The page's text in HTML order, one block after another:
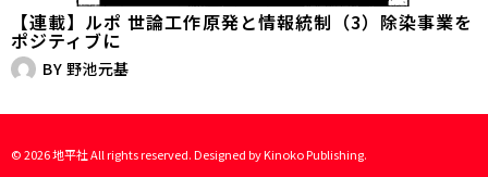
【連載】ルポ 世論工作――原発と情報統制（3）除染事業を
ポジティブに
BY 野池元基
©2026地平社 All rights reserved. Designed byKinoko Publishing.